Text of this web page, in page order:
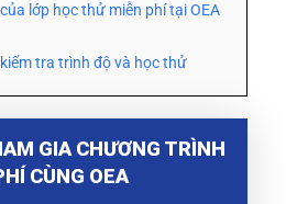
lớp học thử miễn phí tại OEA
tra trình độ và học thử
GIA CHƯƠNG TRÌNH
CÙNG OEA